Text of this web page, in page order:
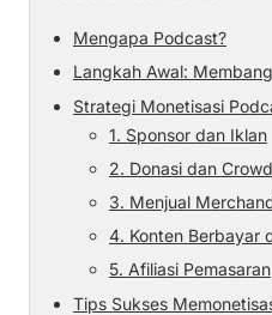
Mengapa Podcast?
Langkah Awal:
Strategi Monetisasi
1. Sponsor dan Iklan
2. Donasi dan
3. Menjual
4. Konten Berbayar
5. Afiliasi Pemasaran
Tips Sukses